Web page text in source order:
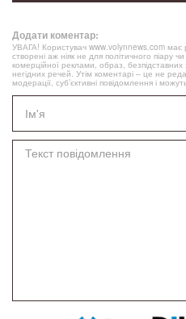
Додати коментар:
УВАГА! Користувач www.volynnews.com має
створені аж ніяк не для політичного піару
комерційної реклами, образ,
негідних речей. Утім коментарі – це не
модерації, суб’єктивні повідомлення і